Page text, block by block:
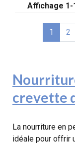
Affichage
1 2
crevette
La nourriture en
idéale pour offrir